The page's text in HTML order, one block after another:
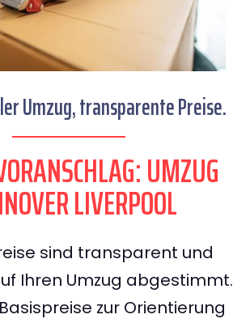
Umzug, transparente Preise.
UMZUG
LIVERPOOL
sind transparent und
Ihren Umzug abgestimmt.
zur Orientierung